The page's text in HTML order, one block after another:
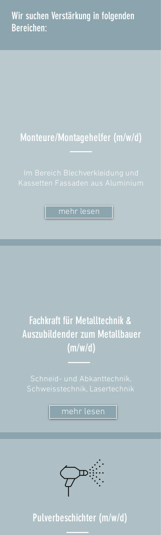
Wir suchen Verstärkung in folgenden
Bereichen:
Monteure/Montagehelfer (m/w/d)
Im Bereich Blechverkleidung und
Kassetten Fassaden aus Aluminium
mehr lesen
Fachkraft für Metalltechnik &
Auszubildender zum Metallbauer
(m/w/d)
Schneid- und Abkanttechnik,
Schweisstechnik, Lasertechnik
mehr lesen
Pulverbeschichter (m/w/d)